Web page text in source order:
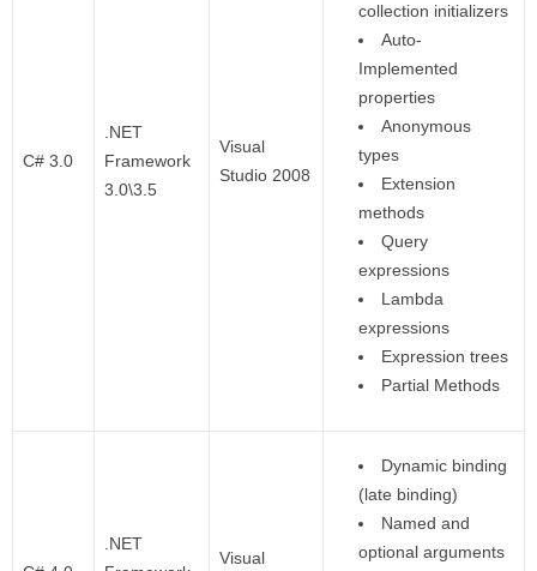
C# 3.0
.NET
Framework
3.0\3.5
Visual
Studio 2008
collection initializers
Auto-
Implemented
properties
Anonymous
types
Extension
methods
Query
expressions
Lambda
expressions
Expression trees
Partial Methods
.NET
Visual
Dynamic binding
(late binding)
Named and
optional arguments